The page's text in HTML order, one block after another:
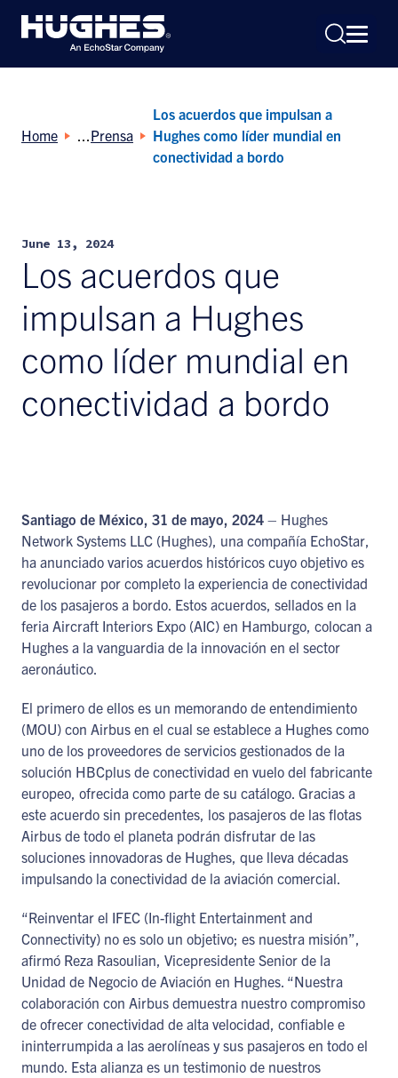
Home Prensa
Los acuerdos que impulsan a
Hughes como líder mundial en
conectividad a bordo
June 13, 2024
Los acuerdos que
impulsan a Hughes
como líder mundial en
conectividad a bordo
Santiago de México, 31 de mayo, 2024 – Hughes
Network Systems LLC (Hughes), una compañía EchoStar,
ha anunciado varios acuerdos históricos cuyo objetivo es
revolucionar por completo la experiencia de conectividad
de los pasajeros a bordo. Estos acuerdos, sellados en la
feria Aircraft Interiors Expo (AIC) en Hamburgo, colocan a
Hughes a la vanguardia de la innovación en el sector
aeronáutico.
El primero de ellos es un memorando de entendimiento
(MOU) con Airbus en el cual se establece a Hughes como
uno de los proveedores de servicios gestionados de la
solución HBCplus de conectividad en vuelo del fabricante
europeo, ofrecida como parte de su catálogo. Gracias a
este acuerdo sin precedentes, los pasajeros de las flotas
Airbus de todo el planeta podrán disfrutar de las
soluciones innovadoras de Hughes, que lleva décadas
impulsando la conectividad de la aviación comercial.
“Reinventar el IFEC (In-flight Entertainment and
Connectivity) no es solo un objetivo; es nuestra misión”,
afirmó Reza Rasoulian, Vicepresidente Senior de la
Unidad de Negocio de Aviación en Hughes. “Nuestra
colaboración con Airbus demuestra nuestro compromiso
de ofrecer conectividad de alta velocidad, confiable e
ininterrumpida a las aerolíneas y sus pasajeros en todo el
mundo. Esta alianza es un testimonio de nuestros